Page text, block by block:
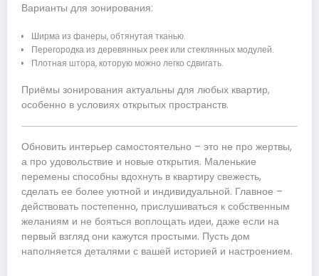
Варианты для зонирования:
Ширма из фанеры, обтянутая тканью.
Перегородка из деревянных реек или стеклянных модулей.
Плотная штора, которую можно легко сдвигать.
Приёмы зонирования актуальны для любых квартир,
особенно в условиях открытых пространств.
Обновить интерьер самостоятельно – это не про жертвы,
а про удовольствие и новые открытия. Маленькие
перемены способны вдохнуть в квартиру свежесть,
сделать ее более уютной и индивидуальной. Главное –
действовать постепенно, прислушиваться к собственным
желаниям и не бояться воплощать идеи, даже если на
первый взгляд они кажутся простыми. Пусть дом
наполняется деталями с вашей историей и настроением.